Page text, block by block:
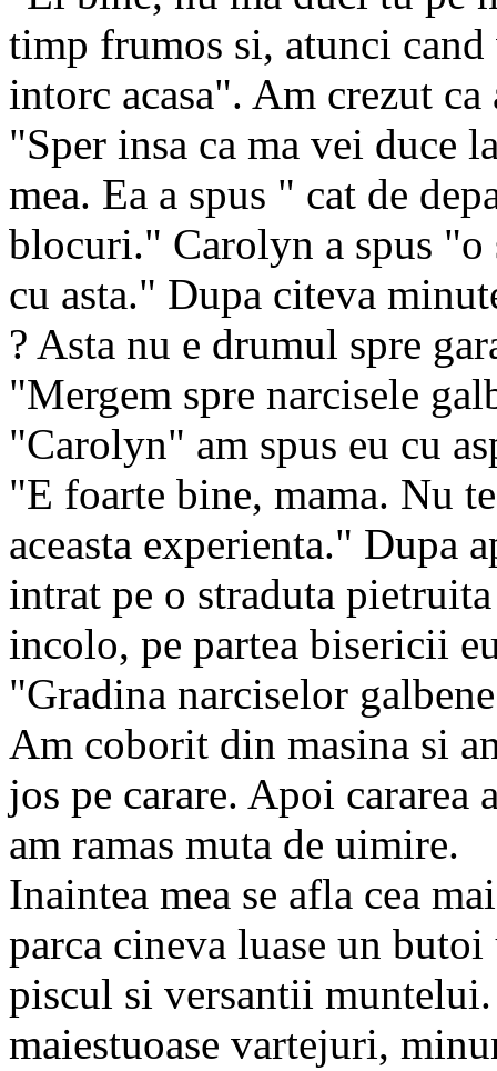
timp frumos si, atunci
intorc acasa". Am crezut
"Sper insa ca ma vei duce
mea. Ea a spus " cat de
blocuri." Carolyn a spus "o
cu asta." Dupa citeva
? Asta nu e drumul spre
"Mergem spre narcisele
"Carolyn" am spus eu cu
"E foarte bine, mama. Nu
aceasta experienta." Dupa
intrat pe o straduta
incolo, pe partea bisericii
"Gradina narciselor
Am coborit din masina si
jos pe carare. Apoi
am ramas muta de uimire.
Inaintea mea se afla cea
parca cineva luase un
piscul si versantii
maiestuoase vartejuri,